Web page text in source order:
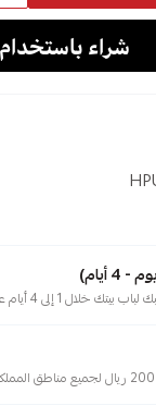
خلال 1 إلى 4 أيام عمل